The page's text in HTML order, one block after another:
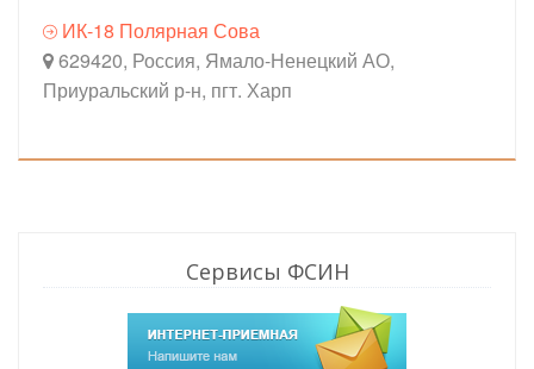
ИК-18 Полярная Сова
629420, Россия, Ямало-Ненецкий АО,
Приуральский р-н, пгт. Харп
Сервисы ФСИН